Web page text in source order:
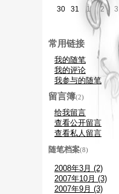
30
31 1 2 3
常用链接
我的随笔
我的评论
我参与的随笔
留言簿(2)
给我留言
查看公开留言
查看私人留言
随笔档案(8)
2008年3月 (2)
2007年10月 (3)
2007年9月 (3)